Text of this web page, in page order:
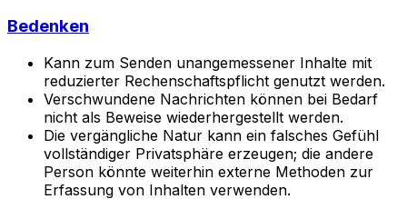
Bedenken
Kann zum Senden unangemessener Inhalte mit
reduzierter Rechenschaftspflicht genutzt werden.
Verschwundene Nachrichten können bei Bedarf
nicht als Beweise wiederhergestellt werden.
Die vergängliche Natur kann ein falsches Gefühl
vollständiger Privatsphäre erzeugen; die andere
Person könnte weiterhin externe Methoden zur
Erfassung von Inhalten verwenden.